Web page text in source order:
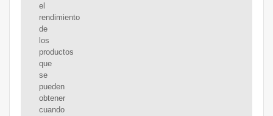
el
rendimiento
de
los
productos
que
se
pueden
obtener
cuando